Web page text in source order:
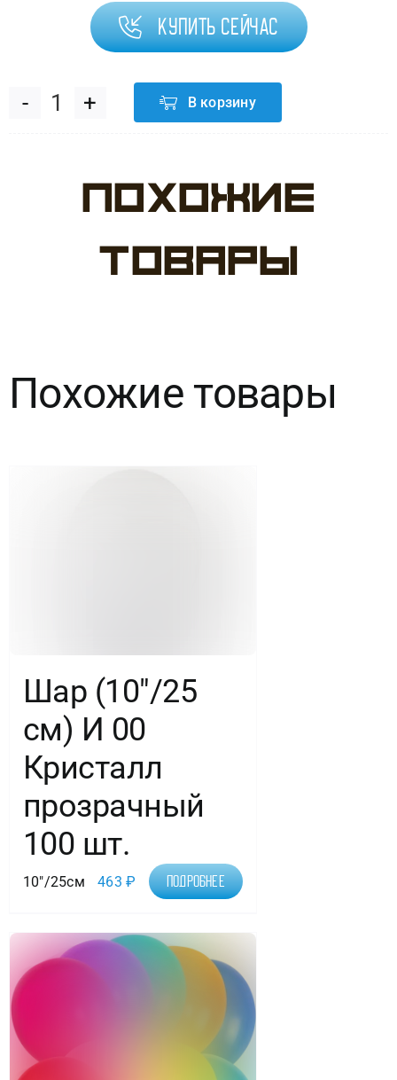
Купить сейчас
Количество
Шар
50
В корзину
Похожие
товары
Похожие товары
Шар (10″/25
см) И 00
Кристалл
прозрачный
100 шт.
10"/25см 463₽ Подробнее